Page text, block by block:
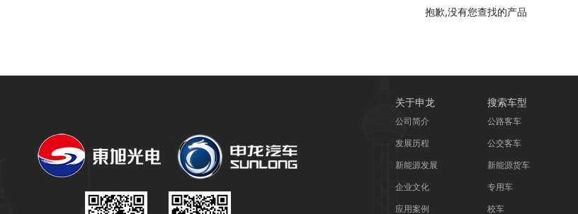
抱歉,没有您查找的产品
关于申龙
公司简介
发展历程
新能源发展
企业文化
应用案例
搜索车型
公路客车
公交客车
新能源货车
专用车
校车